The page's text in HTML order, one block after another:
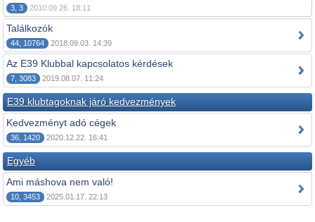
3, 3 2010.09.26. 18:11
Találkozók
44, 10764 2018.09.03. 14:39
Az E39 Klubbal kapcsolatos kérdések
7, 3083 2019.08.07. 11:24
E39 klubtagoknak járó kedvezmények
Kedvezményt adó cégek
36, 1420 2020.12.22. 16:41
Egyéb
Ami máshova nem való!
10, 3453 2025.01.17. 22:13